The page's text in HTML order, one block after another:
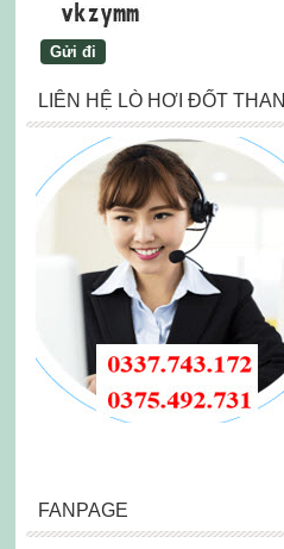
LIÊN HỆ LÒ HƠI ĐỐT THAN
FANPAGE